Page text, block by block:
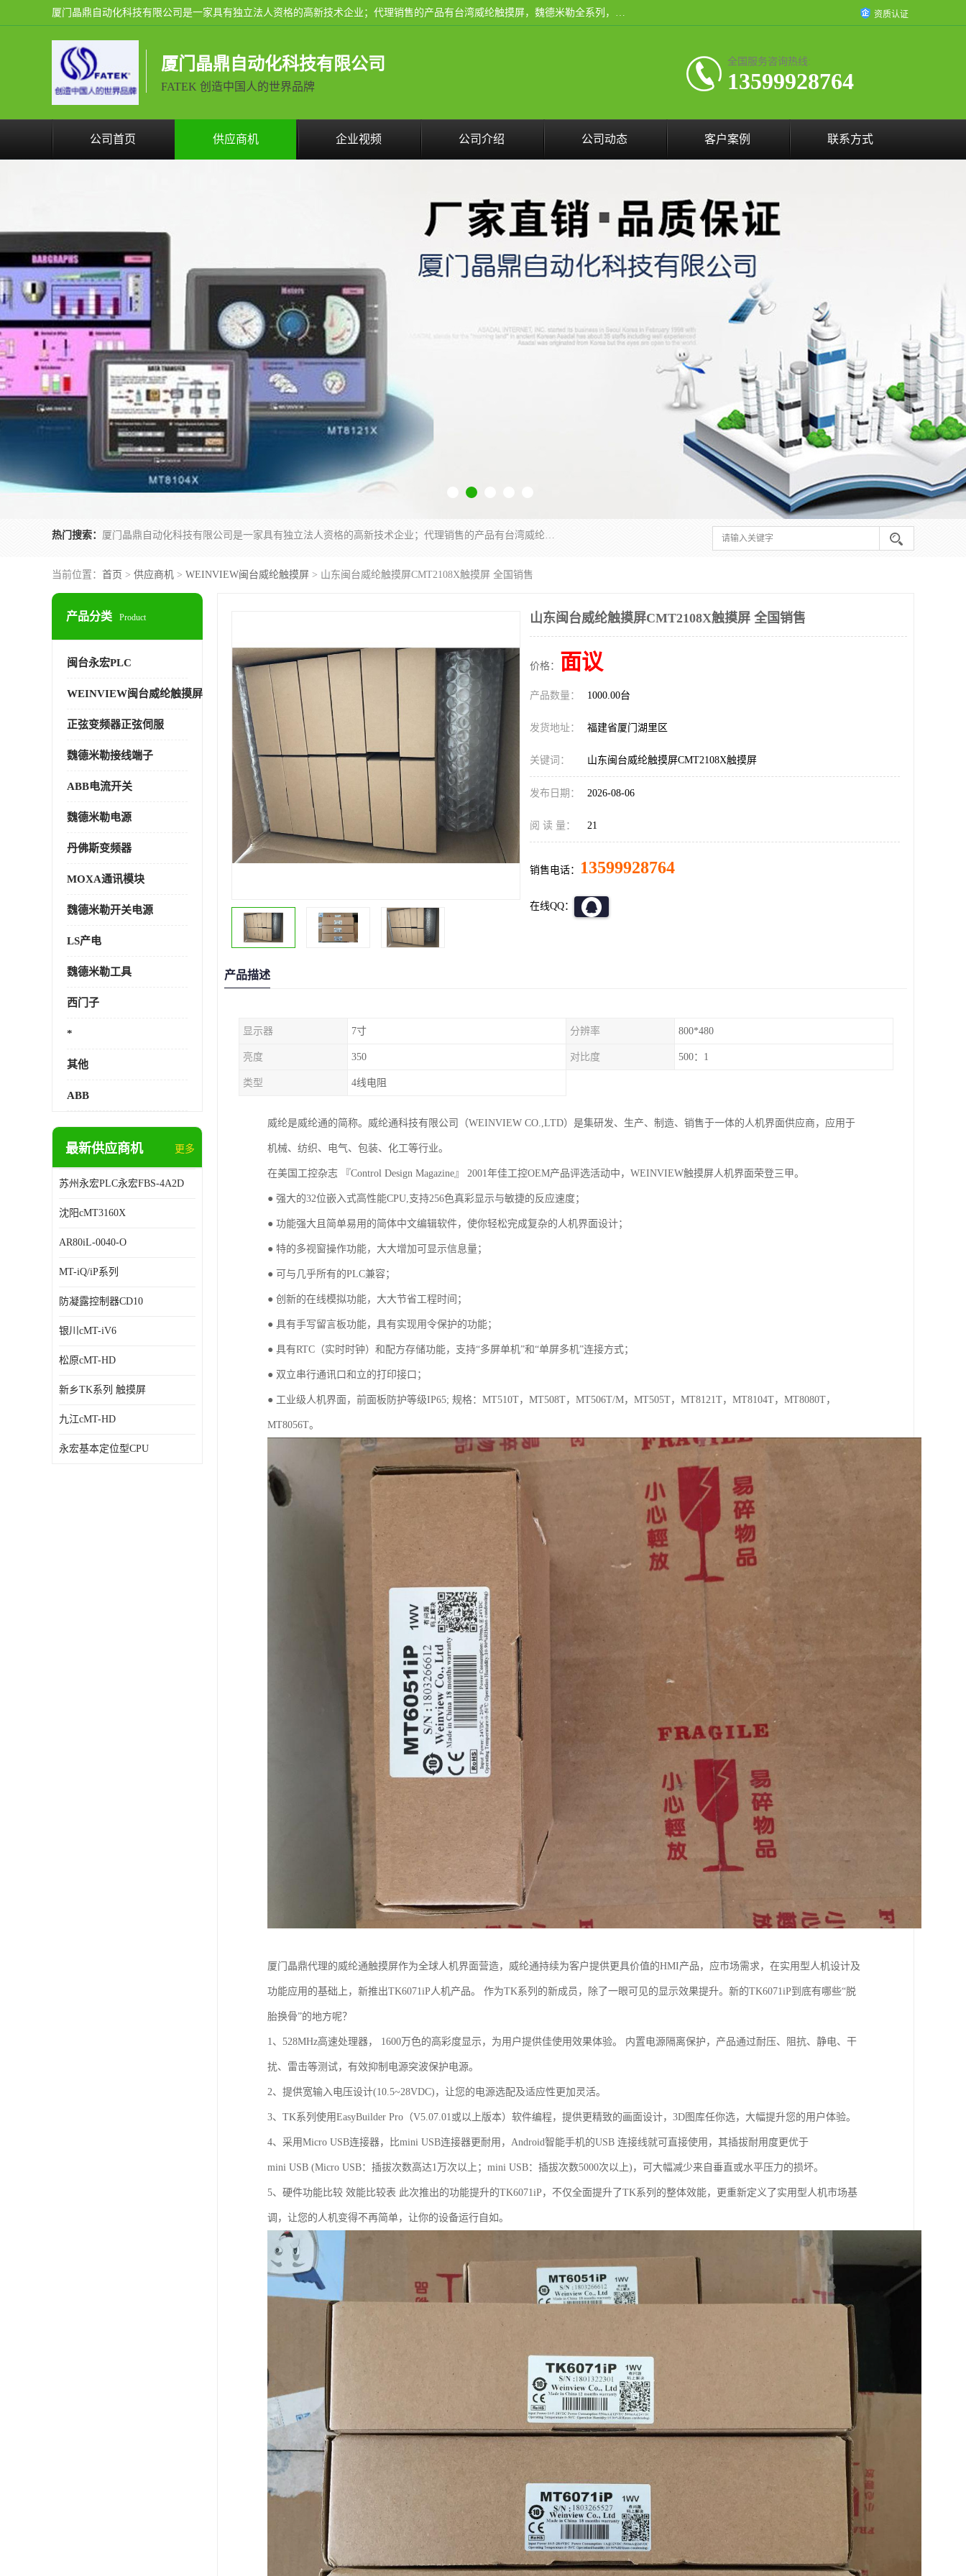
厦门晶鼎自动化科技有限公司是一家具有独立法人资格的高新技术企业；代理销售的产品有台湾威纶触摸屏，魏德米勒全系列，永宏触摸屏,威纶触摸屏,台湾威纶weinview触摸屏,台湾永宏PLC，FATEK,永宏伺服,图儿克总线，施耐德，欧姆龙，西门子，富士变频，K&N蓝系列， BUSSMANN，松下变频器，丹佛斯变频器等。 资质认证
厦门晶鼎自动化科技有限公司
FATEK 创造中国人的世界品牌
全国服务咨询热线:
13599928764
公司首页 供应商机 企业视频 公司介绍 公司动态 客户案例 联系方式
热门搜索： 厦门晶鼎自动化科技有限公司是一家具有独立法人资格的高新技术企业；代理销售的产品有台湾威纶触摸屏，魏德米勒全系列，永宏触摸屏,威纶触摸屏,台湾威纶weinview触摸屏,台湾永宏PLC，FATEK,永宏伺服,图儿克总线，施耐德，欧姆龙，西门子，富士变频，K&N蓝系列， BUSSMANN，松下变频器，丹佛斯变频器等。
当前位置： 首页 > 供应商机 > WEINVIEW闽台威纶触摸屏 > 山东闽台威纶触摸屏CMT2108X触摸屏 全国销售
产品分类 Product
闽台永宏PLC
WEINVIEW闽台威纶触摸屏
正弦变频器正弦伺服
魏德米勒接线端子
ABB电流开关
魏德米勒电源
丹佛斯变频器
MOXA通讯模块
魏德米勒开关电源
LS产电
魏德米勒工具
西门子
*
其他
ABB
最新供应商机 更多
苏州永宏PLC永宏FBS-4A2D
沈阳cMT3160X
AR80iL-0040-O
MT-iQ/iP系列
防凝露控制器CD10
银川cMT-iV6
松原cMT-HD
新乡TK系列 触摸屏
九江cMT-HD
永宏基本定位型CPU
山东闽台威纶触摸屏CMT2108X触摸屏 全国销售
价格： 面议
产品数量： 1000.00台
发货地址： 福建省厦门湖里区
关键词： 山东闽台威纶触摸屏CMT2108X触摸屏
发布日期： 2026-08-06
阅 读 量： 21
销售电话： 13599928764
在线QQ：
产品描述
显示器 7寸 分辨率 800*480
亮度 350 对比度 500：1
类型 4线电阻
威纶是威纶通的简称。威纶通科技有限公司（WEINVIEW CO.,LTD）是集研发、生产、制造、销售于一体的人机界面供应商，应用于
机械、纺织、电气、包装、化工等行业。
在美国工控杂志 『Control Design Magazine』 2001年佳工控OEM产品评选活动中，WEINVIEW触摸屏人机界面荣登三甲。
● 强大的32位嵌入式高性能CPU,支持256色真彩显示与敏捷的反应速度；
● 功能强大且简单易用的简体中文编辑软件，使你轻松完成复杂的人机界面设计；
● 特的多视窗操作功能，大大增加可显示信息量；
● 可与几乎所有的PLC兼容；
● 创新的在线模拟功能，大大节省工程时间；
● 具有手写留言板功能，具有实现用令保护的功能；
● 具有RTC（实时时钟）和配方存储功能，支持“多屏单机”和“单屏多机”连接方式；
● 双立串行通讯口和立的打印接口；
● 工业级人机界面，前面板防护等级IP65; 规格：MT510T，MT508T，MT506T/M，MT505T，MT8121T，MT8104T，MT8080T，
MT8056T。
厦门晶鼎代理的威纶通触摸屏作为全球人机界面营造，威纶通持续为客户提供更具价值的HMI产品，应市场需求，在实用型人机设计及
功能应用的基础上，新推出TK6071iP人机产品。 作为TK系列的新成员，除了一眼可见的显示效果提升。新的TK6071iP到底有哪些“脱
胎换骨”的地方呢？
1、528MHz高速处理器， 1600万色的高彩度显示，为用户提供佳使用效果体验。 内置电源隔离保护，产品通过耐压、阻抗、静电、干
扰、雷击等测试，有效抑制电源突波保护电源。
2、提供宽输入电压设计(10.5~28VDC)，让您的电源选配及适应性更加灵活。
3、TK系列使用EasyBuilder Pro（V5.07.01或以上版本）软件编程，提供更精致的画面设计，3D图库任你选，大幅提升您的用户体验。
4、采用Micro USB连接器，比mini USB连接器更耐用，Android智能手机的USB 连接线就可直接使用，其插拔耐用度更优于
mini USB (Micro USB：插拔次数高达1万次以上；mini USB：插拔次数5000次以上)，可大幅减少来自垂直或水平压力的损坏。
5、硬件功能比较 效能比较表 此次推出的功能提升的TK6071iP，不仅全面提升了TK系列的整体效能，更重新定义了实用型人机市场基
调，让您的人机变得不再简单，让你的设备运行自如。